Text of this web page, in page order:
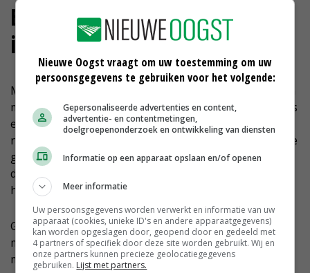
Economische waarde van mest
in euro's bepalen
Mestdeskundige Peter Vanhoof bepaalt de waarde van
mest in euro's met een rekenhulpje. Adviseur Jan Kroes
en melkveehouder Kees Hemminga streven er samen
naar om de mestkwaliteit zoveel mogelijk in het groene
grafiekgebied te houden. Op basis van de rekentool is
de economische waarde van de mest op het bedrijf in
het Friese Terband meer dan 15 euro per kuub.
Goede mest is goed voor de voerproductie, voor de
melkopbrengst en de besparing aan kunstmest weegt
mee in de berekeningen. 'Jammer dat Kees mest moet
Nieuwe Oogst vraagt om uw toestemming om uw
persoonsgegevens te gebruiken voor het volgende:
Gepersonaliseerde advertenties en content,
advertentie- en contentmetingen,
doelgroepenonderzoek en ontwikkeling van diensten
Informatie op een apparaat opslaan en/of openen
Meer informatie
Uw persoonsgegevens worden verwerkt en informatie van uw
apparaat (cookies, unieke ID's en andere apparaatgegevens)
kan worden opgeslagen door, geopend door en gedeeld met
4 partners of specifiek door deze site worden gebruikt. Wij en
onze partners kunnen precieze geolocatiegegevens
gebruiken. Lijst met partners.